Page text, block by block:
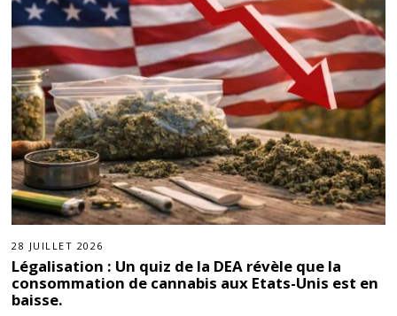
28 JUILLET 2026
Légalisation : Un quiz de la DEA révèle que la
consommation de cannabis aux Etats-Unis est en
baisse.